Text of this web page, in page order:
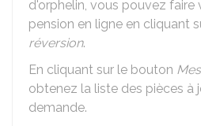
d'orphelin, vous pouvez
pension en ligne en cliquant
réversion.
En cliquant sur le bouton
obtenez la liste des pièces à
demande.